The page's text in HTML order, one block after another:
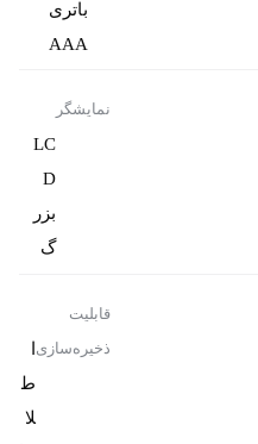
باتری
AAA
نمایشگر
LC
D
بزر
گ
قابلیت
ذخیره‌سازی
ط
لا